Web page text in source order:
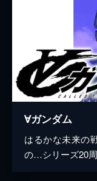
∀ガンダム
はるかな未来の
の…シリーズ20